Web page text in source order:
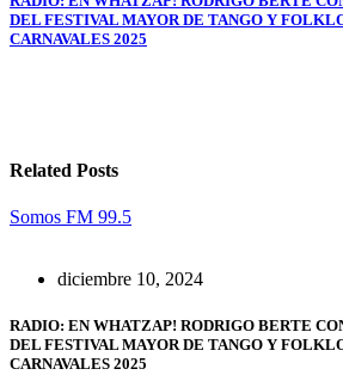
de
DEL FESTIVAL MAYOR DE TANGO Y
CARNAVALES 2025
Related Posts
Somos FM 99.5
diciembre 10, 2024
RADIO: EN WHATZAP! RODRIGO BERTE
DEL FESTIVAL MAYOR DE TANGO Y
CARNAVALES 2025